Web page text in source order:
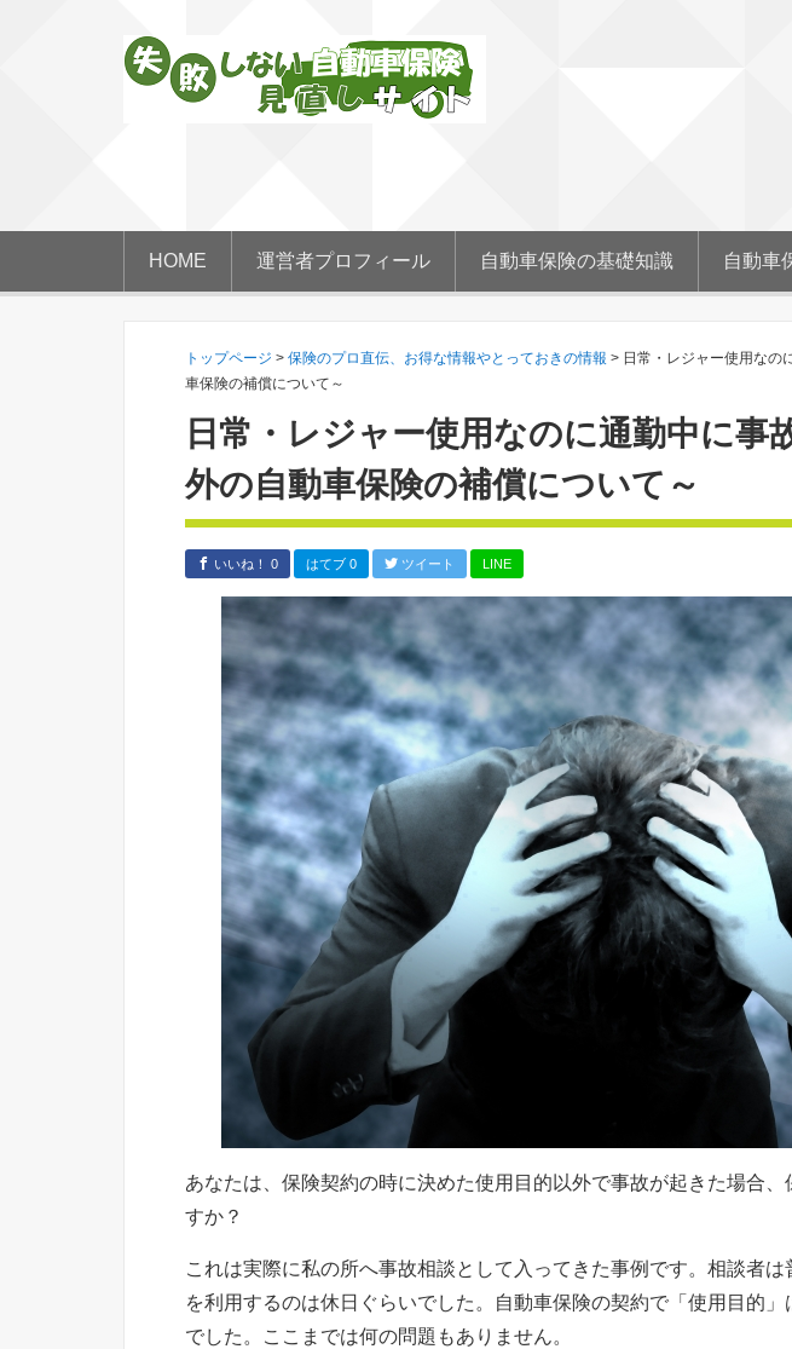
HOME 運営者プロフィール 自動車保険の基礎知識 自動車
トップページ > 保険のプロ直伝、お得な情報やとっておきの情報 > 日常・レジャー使用なの
車保険の補償について～
日常・レジャー使用なのに通勤中に事
外の自動車保険の補償について～
いいね！ 0 はてブ 0 ツイート LINE
あなたは、保険契約の時に決めた使用目的以外で事故が起きた場合、
すか？
これは実際に私の所へ事故相談として入ってきた事例です。相談者
を利用するのは休日ぐらいでした。自動車保険の契約で「使用目的」
でした。ここまでは何の問題もありません。